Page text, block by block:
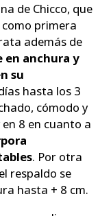
de Chicco, que
primera
además de
en anchura y
su
hasta los 3
cómodo y
8 en cuanto a
. Por otra
respaldo se
hasta + 8 cm.